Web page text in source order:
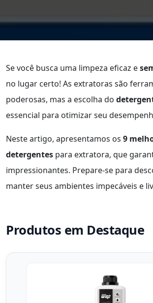
Se você busca uma limpeza eficaz e
no lugar certo! As extratoras são
poderosas, mas a escolha do
essencial para otimizar seu
Neste artigo, apresentamos os 9
detergentes para extratora, que
impressionantes. Prepare-se para
manter seus ambientes impecáveis e
Produtos em Destaque